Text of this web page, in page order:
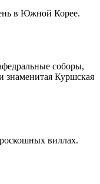
в Южной Корее.
соборы,
знаменитая Куршская
виллах.